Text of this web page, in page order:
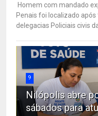
Homem com mandado
Penais foi localizado
delegacias Policiais civis da
9
Nilópolis abre
sábados para